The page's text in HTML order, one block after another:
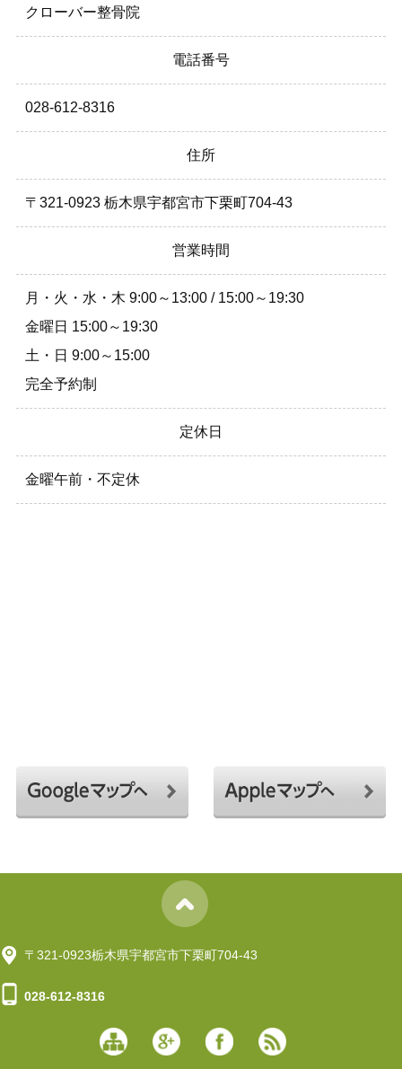
クローバー整骨院
電話番号
028-612-8316
住所
〒321-0923 栃木県宇都宮市下栗町704-43
営業時間
月・火・水・木 9:00～13:00 / 15:00～19:30
金曜日 15:00～19:30
土・日 9:00～15:00
完全予約制
定休日
金曜午前・不定休
〒321-0923栃木県宇都宮市下栗町704-43
028-612-8316